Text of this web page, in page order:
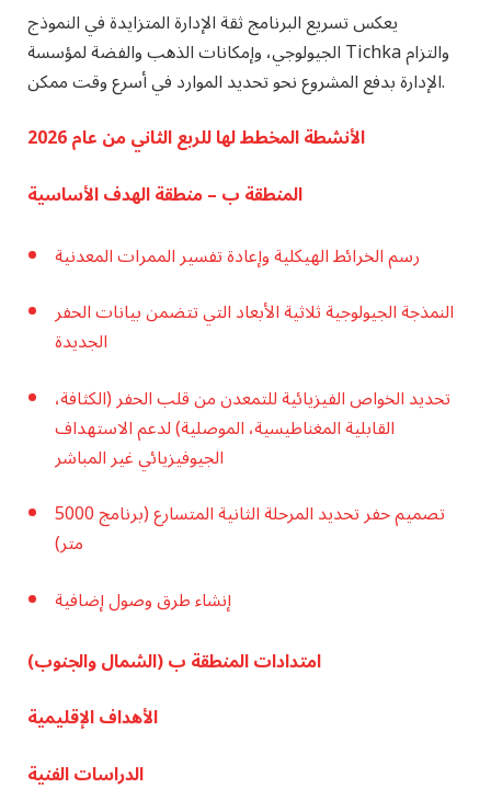
يعكس تسريع البرنامج ثقة الإدارة المتزايدة في النموذج
الجيولوجي، وإمكانات الذهب والفضة لمؤسسة Tichka والتزام
الإدارة بدفع المشروع نحو تحديد الموارد في أسرع وقت ممكن.
الأنشطة المخطط لها للربع الثاني من عام 2026
المنطقة ب – منطقة الهدف الأساسية
رسم الخرائط الهيكلية وإعادة تفسير الممرات المعدنية
النمذجة الجيولوجية ثلاثية الأبعاد التي تتضمن بيانات الحفر
الجديدة
تحديد الخواص الفيزيائية للتمعدن من قلب الحفر (الكثافة،
القابلية المغناطيسية، الموصلية) لدعم الاستهداف
الجيوفيزيائي غير المباشر
تصميم حفر تحديد المرحلة الثانية المتسارع (برنامج 5000
متر)
إنشاء طرق وصول إضافية
امتدادات المنطقة ب (الشمال والجنوب)
الأهداف الإقليمية
الدراسات الفنية